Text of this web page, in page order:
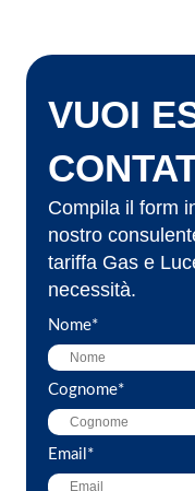
VUOI
Compila il form
nostro
tariffa Gas e
necessità.
Nome*
Cognome*
Email *